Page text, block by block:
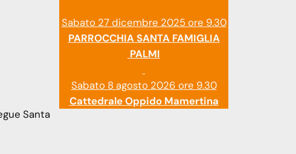
Santa
Sabato 27 dicembre 2025 ore 9.30
PARROCCHIA SANTA FAMIGLIA
PALMI
Sabato 8 agosto 2026 ore 9.30
Cattedrale Oppido Mamertina